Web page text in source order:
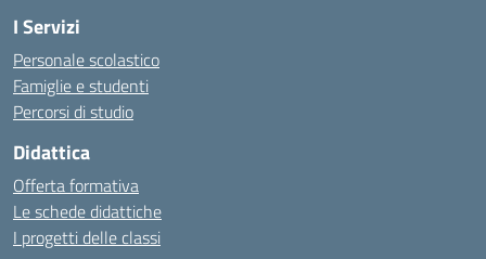
I Servizi
Personale scolastico
Famiglie e studenti
Percorsi di studio
Didattica
Offerta formativa
Le schede didattiche
I progetti delle classi